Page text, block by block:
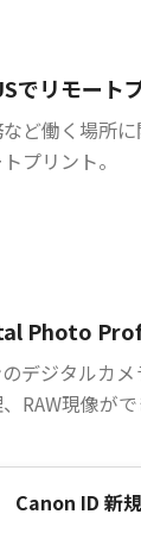
でリモート
ど働く場所
プリント。
Photo
デジタルカ
RAW現像がで
Canon ID 新